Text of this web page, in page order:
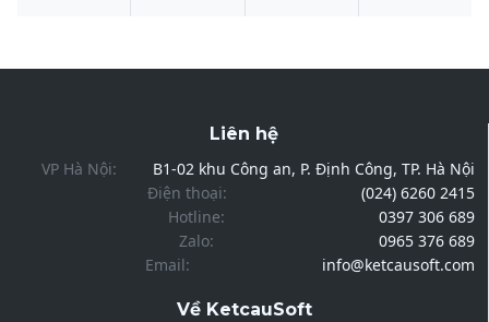
Liên hệ
VP Hà Nội:
B1-02 khu Công an, P. Định Công, TP. Hà Nội
Điện thoại:
(024) 6260 2415
Hotline:
0397 306 689
Zalo:
0965 376 689
Email:
info@ketcausoft.com
Về KetcauSoft